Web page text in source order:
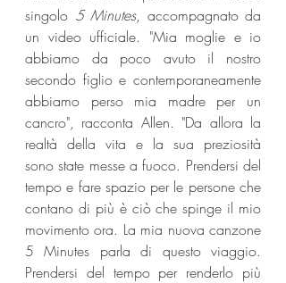
singolo 5 Minutes, accompagnato da
un video ufficiale. "Mia moglie e io
abbiamo da poco avuto il nostro
secondo figlio e contemporaneamente
abbiamo perso mia madre per un
cancro", racconta Allen. "Da allora la
realtà della vita e la sua preziosità
sono state messe a fuoco. Prendersi del
tempo e fare spazio per le persone che
contano di più è ciò che spinge il mio
movimento ora. La mia nuova canzone
5 Minutes parla di questo viaggio.
Prendersi del tempo per renderlo più